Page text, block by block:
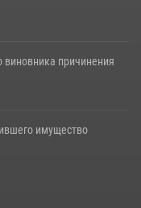
причинения
имущество